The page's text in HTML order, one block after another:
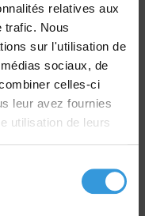
relatives aux
trafic. Nous
sur l'utilisation de
sociaux, de
celles-ci
leur avez fournies
utilisation de leurs